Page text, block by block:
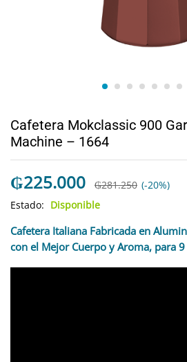
Cafetera Mokclassic 900
Machine – 1664
₲225.000 ₲281.250 (-20%)
Estado: Disponible
Cafetera Italiana Fabricada en
con el Mejor Cuerpo y Aroma, para 9